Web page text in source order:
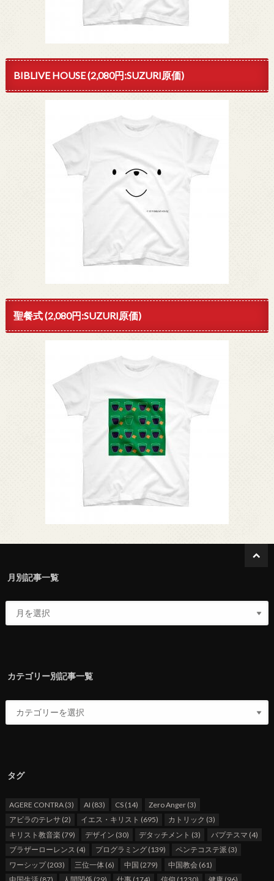
BIBLIVE HOUSE (2,080円:SUZURI原価)
聖餐式 (2,080円:SUZURI原価)
月別記事一覧
カテゴリー別記事一覧
タグ
AGERE CONTRA(3) AI (83) CS (14) Zero Anger(3)
アビラのテレサ(2) イエス・キリスト (695) カトリック (3)
キリスト教音楽 (79) デザイン (30) デタッチメント (3) バプテスマ (4)
ブラザーローレンス (4) プログラミング (139) ペンテコステ派 (3)
ワーシップ(203) 三位一体 (6) 中国 (279) 中国教会(61)